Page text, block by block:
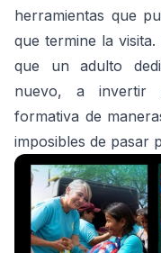
herramientas que
que termine la
que un adulto
nuevo, a invertir
formativa de
imposibles de pasar